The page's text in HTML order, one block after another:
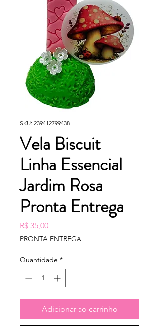
SKU: 239412799438
Vela Biscuit
Linha Essencial
Jardim Rosa
Pronta Entrega
R$ 35,00Preço
PRONTA ENTREGA
Quantidade *
Adicionar ao carrinho